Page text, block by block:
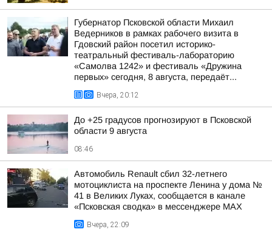
Губернатор Псковской области Михаил
Ведерников в рамках рабочего визита в
Гдовский район посетил историко-
театральный фестиваль-лабораторию
«Самолва 1242» и фестиваль «Дружина
первых» сегодня, 8 августа, передаёт...
Вчера, 20:12
До +25 градусов прогнозируют в Псковской
области 9 августа
08:46
Автомобиль Renault сбил 32-летнего
мотоциклиста на проспекте Ленина у дома №
41 в Великих Луках, сообщается в канале
«Псковская сводка» в мессенджере MAX
Вчера, 22:09